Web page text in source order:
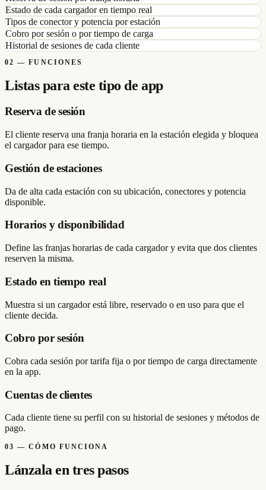
Estado de cada cargador en tiempo real
Tipos de conector y potencia por estación
Cobro por sesión o por tiempo de carga
Historial de sesiones de cada cliente
02 —FUNCIONES
Listas para este tipo de app
Reserva de sesión
El cliente reserva una franja horaria en la estación elegida y bloquea
el cargador para ese tiempo.
Gestión de estaciones
Da de alta cada estación con su ubicación, conectores y potencia
disponible.
Horarios y disponibilidad
Define las franjas horarias de cada cargador y evita que dos clientes
reserven la misma.
Estado en tiempo real
Muestra si un cargador está libre, reservado o en uso para que el
cliente decida.
Cobro por sesión
Cobra cada sesión por tarifa fija o por tiempo de carga directamente
en la app.
Cuentas de clientes
Cada cliente tiene su perfil con su historial de sesiones y métodos de
pago.
03 —CÓMO FUNCIONA
Lánzala en tres pasos